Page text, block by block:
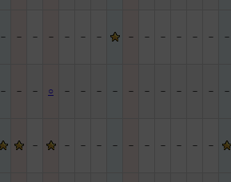
－ － － － － － － － － － － － － －
－ － － ○ － － － － － － － － － － －
－ － － － － － － － － － －